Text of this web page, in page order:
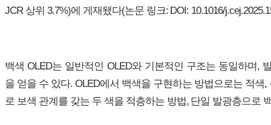
JCR 상위 3.7%)에 게재됐다(논문 링크: DOI: 10.1016/
백색 OLED는 일반적인 OLED와 기본적인 구조는 동일하며,
을 얻을 수 있다. OLED에서 백색을 구현하는 방법으로는 적
로 보색 관계를 갖는 두 색을 적층하는 방법, 단일 발광층으로